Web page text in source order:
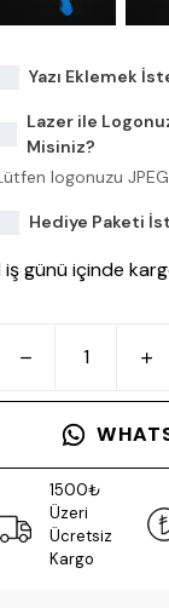
Yazı Eklemek
Lazer ile
Misiniz?
logonuzu
Hediye Paketi
iş günü içinde
1500₺
Üzeri
Ücretsiz
Kargo